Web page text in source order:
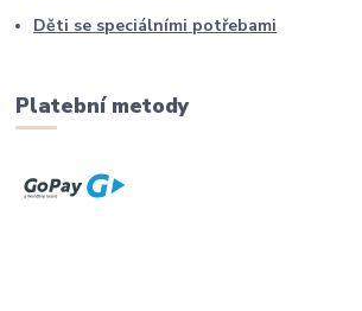
Děti se speciálními potřebami
Platební metody